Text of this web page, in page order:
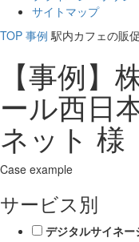
サイトマップ
TOP 事例 駅内カフェの販
【事例】
ール西日
ネット 様
Case example
サービス別
デジタルサイネー